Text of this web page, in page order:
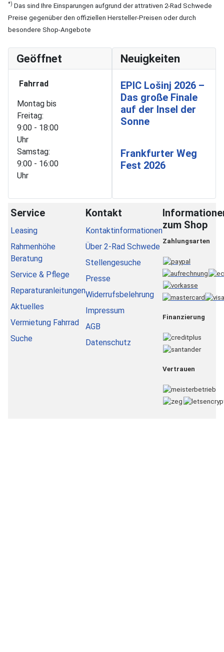
*) Das sind Ihre Einsparungen aufgrund der attrativen 2-Rad Schwede
Preise gegenüber den offiziellen Hersteller-Preisen oder durch
besondere Shop-Angebote
Geöffnet
Fahrrad
Montag bis
Freitag:
9:00 - 18:00
Uhr
Samstag:
9:00 - 16:00
Uhr
Neuigkeiten
EPIC Lošinj 2026 –
Das große Finale
auf der Insel der
Sonne
Frankfurter Weg
Fest 2026
Service
Leasing
Rahmenhöhe
Beratung
Service & Pflege
Reparaturanleitungen
Aktuelles
Vermietung Fahrrad
Suche
Kontakt
Kontaktinformationen
Über 2-Rad Schwede
Stellengesuche
Presse
Widerrufsbelehrung
Impressum
AGB
Datenschutz
zum Shop
Zahlungsarten
Finanzierung
Vertrauen